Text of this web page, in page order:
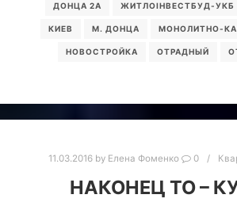
ДОНЦА 2А ЖИТЛОІНВЕСТБУД-УКБ
КИЕВ М. ДОНЦА МОНОЛИТНО-
НОВОСТРОЙКА ОТРАДНЫЙ
11.03.2016 by Елена Фоменко 0
НАКОНЕЦ ТО –